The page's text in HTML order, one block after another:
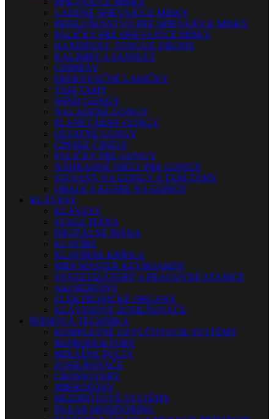
LADENÉ SPIEVAJÚCE MISKY
PRISLUŠENSTVO PRE SPIEVAJÚCE MISKY
PALIČKY PRE SPIEVAJÚCE MISKY
HANDPANY, TONGUE DRUMY
KALIMBY A SANSULY
CHIMESY
FREKVENČNÉ LADIČKY
TAM-TAMY
WIND GONGY
NALADENÉ GONGY
PLANETÁRNE GONGY
OSTATNÉ GONGY
ČÍNSKE ČINELY
PALIČKY PRE GONGY
NÁHRADNÉ DIELY PRE GONGY
STOJANY NA GONGY A TAM-TAMY
OBALY A KUFRE NA GONGY
KLÁVESY
KLÁVESY
STAGE PIÁNA
DIGITÁLNE PIÁNA
KLAVÍRE
KLAVÍRNE KRÍDLA
MIDI MASTER KEYBOARDY
SYNTETIZÁTORY A PRACOVNÉ STANICE
AKORDEÓNY
ELEKTRONICKÉ ORGANY
KLÁVESOVÉ ZOSILŇOVAČE
PÓDIOVÁ TECHNIKA
KOMPLETNÉ OZVUČOVACIE SYSTÉMY
REPRODUKTORY
MIXÁŽNE PULTY
ZOSILŇOVAČE
CROSSOVERY
MIKROFÓNY
BEZDRÔTOVÉ SYSTÉMY
IN-EAR MONITORING